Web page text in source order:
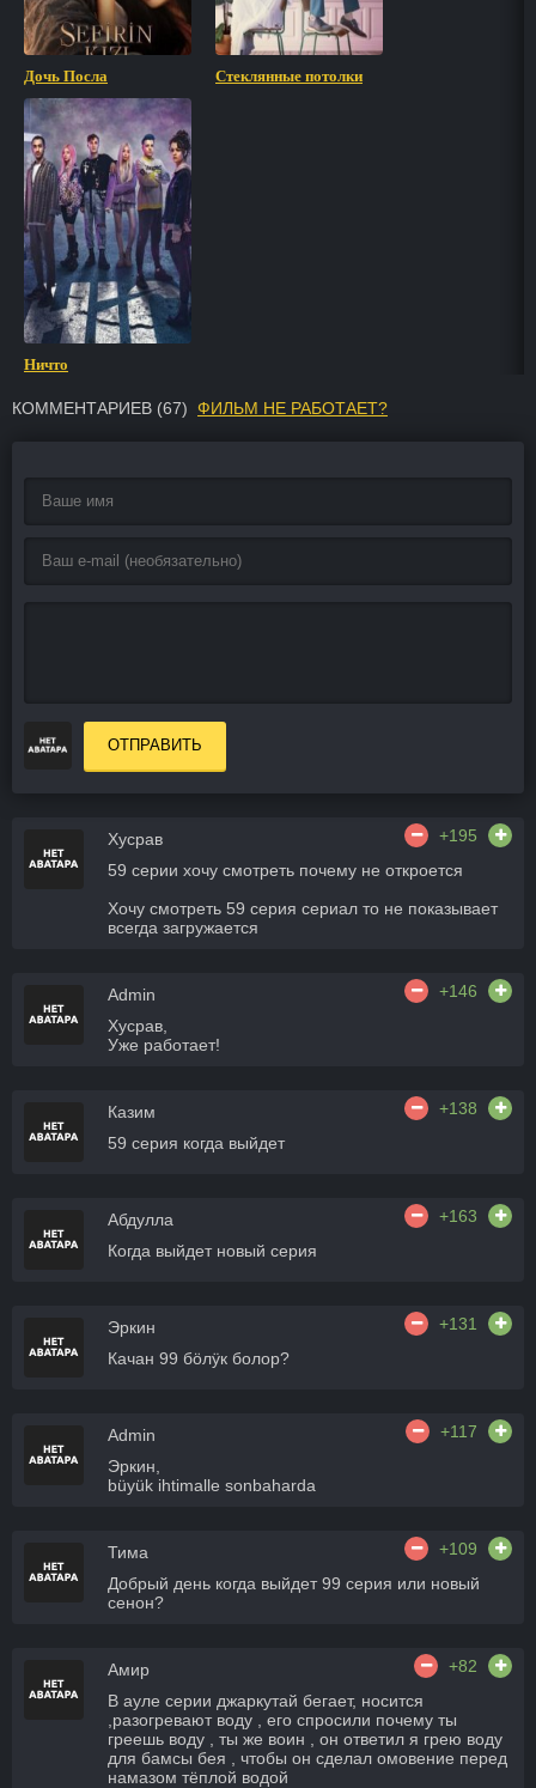
Дочь Посла Стеклянные потолки
Ничто
КОММЕНТАРИЕВ (67) ФИЛЬМ НЕ РАБОТАЕТ?
ОТПРАВИТЬ
Хусрав
+195
59 серии хочу смотреть почему не откроется
Хочу смотреть 59 серия сериал то не показывает
всегда загружается
Admin
+146
Хусрав,
Уже работает!
Казим
+138
59 серия когда выйдет
Абдулла
+163
Когда выйдет новый серия
Эркин
+131
Качан 99 бӧлӱк болор?
Admin
+117
Эркин,
büyük ihtimalle sonbaharda
Тима
+109
Добрый день когда выйдет 99 серия или новый
сенон?
Амир
+82
В ауле серии джаркутай бегает, носится
,разогревают воду , его спросили почему ты
греешь воду , ты же воин , он ответил я грею воду
для бамсы бея , чтобы он сделал омовение перед
намазом тёплой водой